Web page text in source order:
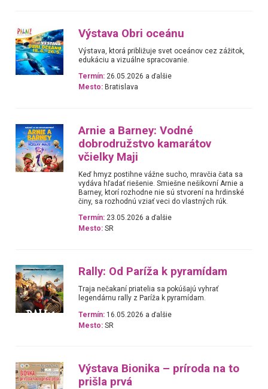
Výstava Obri oceánu
Výstava, ktorá približuje svet oceánov cez zážitok,
edukáciu a vizuálne spracovanie.
Termín: 26.05.2026 a ďalšie
Mesto: Bratislava
Arnie a Barney: Vodné
dobrodružstvo kamarátov
včielky Maji
Keď hmyz postihne vážne sucho, mravčia čata sa
vydáva hľadať riešenie. Smiešne nešikovní Arnie a
Barney, ktorí rozhodne nie sú stvorení na hrdinské
činy, sa rozhodnú vziať veci do vlastných rúk.
Termín: 23.05.2026 a ďalšie
Mesto: SR
Rally: Od Paríža k pyramídam
Traja nečakaní priatelia sa pokúšajú vyhrať
legendárnu rally z Paríža k pyramídam.
Termín: 16.05.2026 a ďalšie
Mesto: SR
Výstava Bionika – príroda na to
prišla prvá